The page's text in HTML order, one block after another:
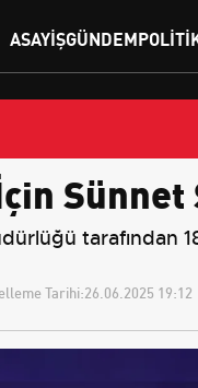
ASAYIŞGÜNDEM
tarafından
Tarihi:26.06.2025 19:12